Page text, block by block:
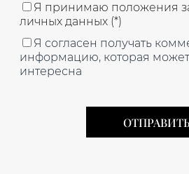
Я принимаю положения
личных данных (*)
Я согласен получать
информацию, которая
интересна